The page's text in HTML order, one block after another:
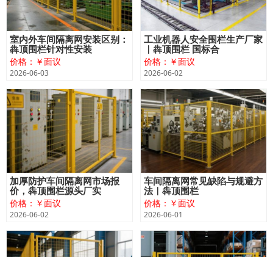
室内外车间隔离网安装区别：
犇顶围栏针对性安装
价格：￥面议
2026-06-03
工业机器人安全围栏生产厂家
｜犇顶围栏 国标合
价格：￥面议
2026-06-02
加厚防护车间隔离网市场报
价，犇顶围栏源头厂实
价格：￥面议
2026-06-02
车间隔离网常见缺陷与规避方
法｜犇顶围栏
价格：￥面议
2026-06-01